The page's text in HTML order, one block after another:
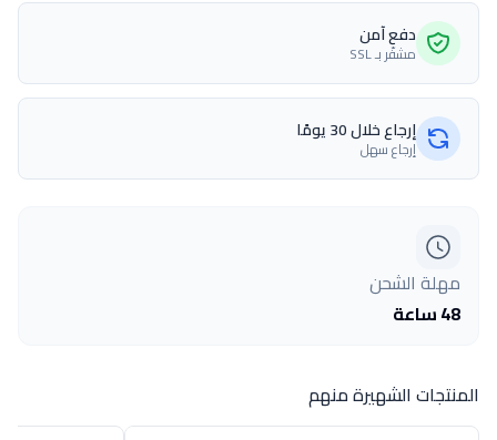
دفع آمن
مشفّر بـ SSL
إرجاع خلال 30 يومًا
إرجاع سهل
مهلة الشحن
48 ساعة
المنتجات الشهيرة منهم